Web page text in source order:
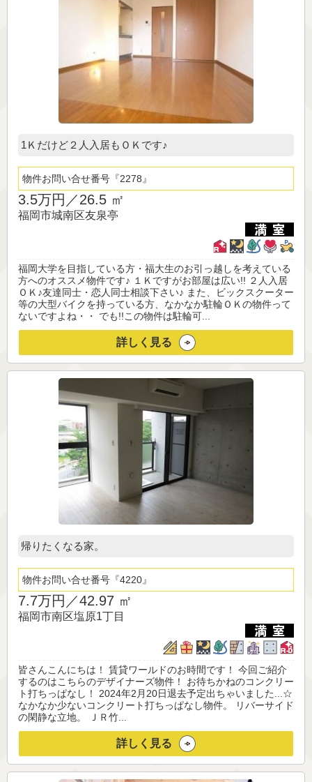
1Ｋだけど２人入居もＯＫです♪
物件お問い合せ番号 2278
3.5万円／26.5 ㎡
福岡市城南区友泉亭
福岡大学を目指している方・福大生のお引っ越しを考えている
方へのオススメ物件です♪ １Ｋですがお部屋は広い!! ２人入居
ＯＫ♪友達同士・恋人同士相談下さい♪ また、ビックスクーター
等の大型バイクを持っている方、なかなか駐輪ＯＫの物件って
ないですよね・・ でも!!この物件は駐輪可...
詳しく見る
帰りたくなる家。
物件お問い合せ番号 4220
7.7万円／42.97 ㎡
福岡市南区塩原1丁目
皆さんこんにちは！ 賃貸ワールドのお時間です！ 今回ご紹介
するのはこちらのデザイナーズ物件！ お待ちかねのコンクリー
ト打ちっぱなし！ 2024年2月20日退去予定出ちゃいました...☆
なかなか少ないコンクリート打ちっぱなし物件。 リバーサイド
の閑静な立地。 ＪＲ竹...
詳しく見る